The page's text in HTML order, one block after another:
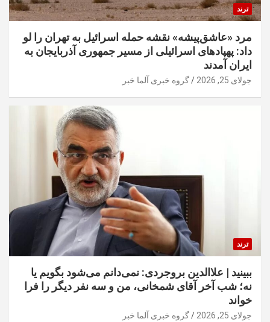
ترند
مرد «عاشق‌پیشه» نقشه حمله اسرائیل به تهران را لو
داد: پهپادهای اسرائیلی از مسیر جمهوری آذربایجان به
ایران آمدند
جولای 25, 2026 گروه خبری آلما خبر
ترند
ببینید | علاالدین بروجردی: نمی‌دانم می‌شود بگویم یا
نه؛ شب آخر آقای شمخانی، من و سه نفر دیگر را فرا
خواند
جولای 25, 2026 گروه خبری آلما خبر